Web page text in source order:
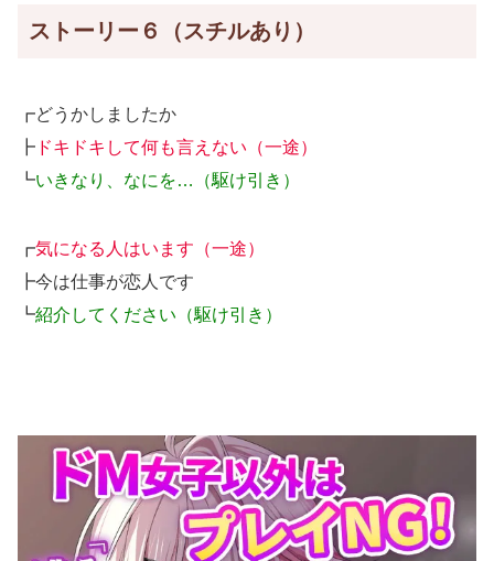
ストーリー６（スチルあり）
┏どうかしましたか
┣ ドキドキして何も言えない（一途）
┗いきなり、なにを…（駆け引き）
┏気になる人はいます（一途）
┣今は仕事が恋人です
┗紹介してください（駆け引き）